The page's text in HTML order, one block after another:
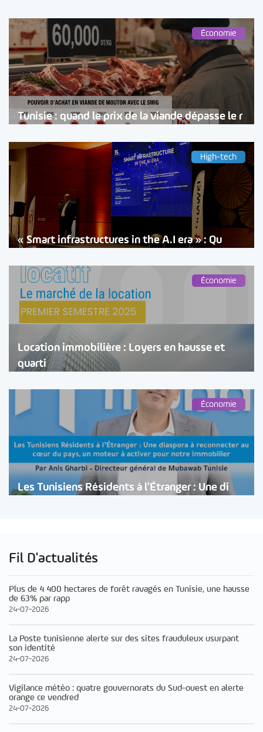
Économie
Tunisie : quand le prix de la viande dépasse le r
High-tech
« Smart infrastructures in the A.I era » : Qu
Économie
Location immobilière : Loyers en hausse et
quarti
Économie
Les Tunisiens Résidents à l’Étranger : Une di
Fil D'actualités
Plus de 4 400 hectares de forêt ravagés en Tunisie, une hausse
de 63% par rapp
24-07-2026
La Poste tunisienne alerte sur des sites frauduleux usurpant
son identité
24-07-2026
Vigilance météo : quatre gouvernorats du Sud-ouest en alerte
orange ce vendred
24-07-2026